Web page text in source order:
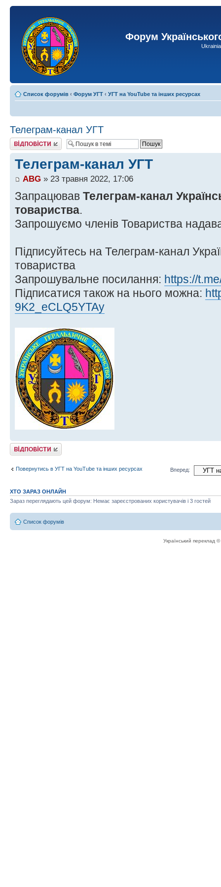
Форум
Список форумів ‹ Форум УГТ ‹ УГТ на YouTube та інших ресурсах
Телеграм-канал УГТ
Відповісти
Телеграм-канал УГТ
ABG » 23 травня 2022, 17:06
Запрацював Телеграм-канал
товариства.
Запрошуємо членів Товариства
Підписуйтесь на Телеграм-канал
товариства
Запрошувальне посилання: https://
Підписатися також на нього можна:
9K2_eCLQ5YTAy
Відповісти
Повернутись в УГТ на YouTube та інших ресурсах Вперед:
ХТО ЗАРАЗ ОНЛАЙН
Зараз переглядають цей форум: Немає зареєстрованих користувачів і 3 гостей
Список форумів
Український переклад